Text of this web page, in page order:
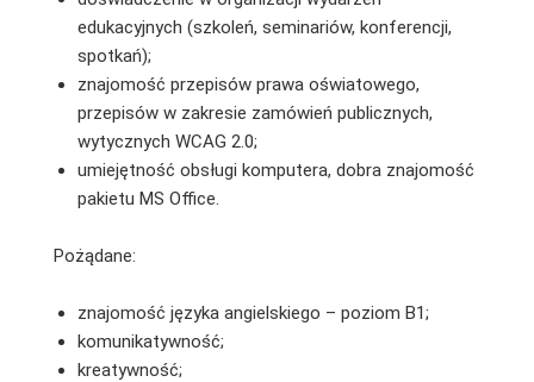
edukacyjnych (szkoleń, seminariów, konferencji,
spotkań);
znajomość przepisów prawa oświatowego,
przepisów w zakresie zamówień publicznych,
wytycznych WCAG 2.0;
umiejętność obsługi komputera, dobra znajomość
pakietu MS Oﬃce.
Pożądane:
znajomość języka angielskiego – poziom B1;
komunikatywność;
kreatywność;